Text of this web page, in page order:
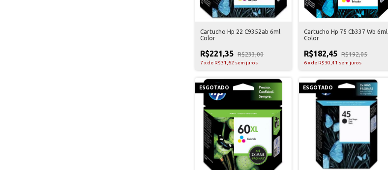
Cartucho Hp 22 C9352ab 6ml
Color
R$221,35 R$233,00
7xde R$31,62 sem juros
Cartucho Hp 75 Cb337 Wb 6ml
Color
R$182,45 R$192,05
6 xde R$30,41 sem juros
ESGOTADO ESGOTADO